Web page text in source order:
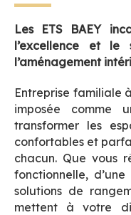
Les ETS BAEY
l’excellence et le
l’aménagement
Entreprise familiale
imposée comme
transformer les
confortables et
chacun. Que vous
fonctionnelle,
solutions de
mettent à votre